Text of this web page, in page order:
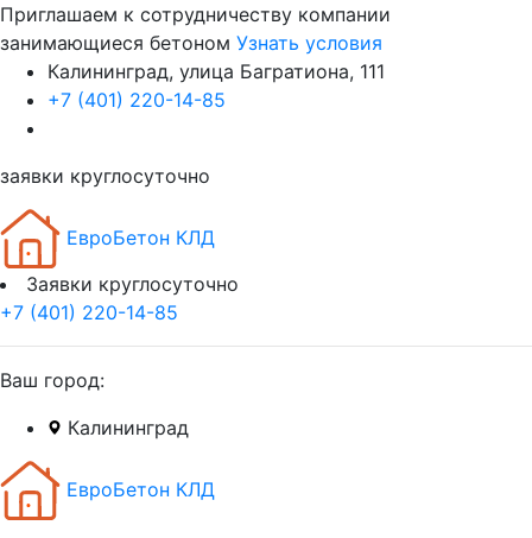
Приглашаем к сотрудничеству компании
занимающиеся бетоном Узнать условия
Калининград, улица Багратиона, 111
+7 (401) 220-14-85
заявки круглосуточно
ЕвроБетон КЛД
Заявки круглосуточно
+7 (401) 220-14-85
Ваш город:
Калининград
ЕвроБетон КЛД